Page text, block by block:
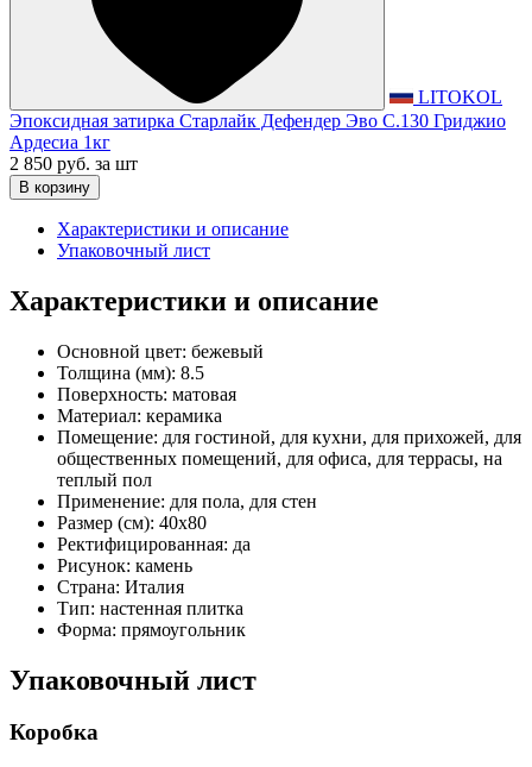
LITOKOL
Эпоксидная затирка Старлайк Дефендер Эво С.130 Гриджио
Ардесиа 1кг
2 850 руб. за шт
В корзину
Характеристики и описание
Упаковочный лист
Характеристики и описание
Основной цвет: бежевый
Толщина (мм): 8.5
Поверхность: матовая
Материал: керамика
Помещение: для гостиной, для кухни, для прихожей, для
общественных помещений, для офиса, для террасы, на
теплый пол
Применение: для пола, для стен
Размер (см): 40x80
Ректифицированная: да
Рисунок: камень
Страна: Италия
Тип: настенная плитка
Форма: прямоугольник
Упаковочный лист
Коробка